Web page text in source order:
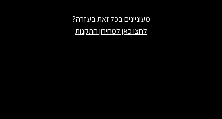
מעוניינים בכל זאת בעזרה?
לחצו כאן למחירון התקנות